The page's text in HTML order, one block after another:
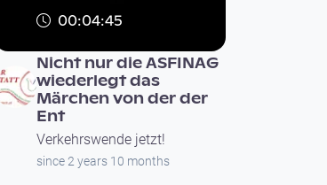
00:04:45
Nicht nur die ASFINAG
wiederlegt das
Märchen von der der
Ent
Verkehrswende jetzt!
since 2 years 10 months